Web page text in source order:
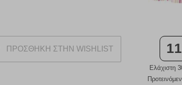
ΠΡΟΣΘΗΚΗ ΣΤΗΝ WISHLIST
Ελάχιστη